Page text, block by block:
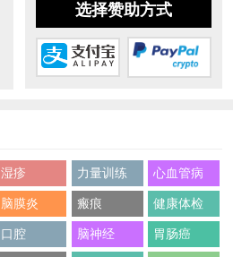
选择赞助方式
湿疹 力量训练 心血管病
脑膜炎 瘢痕 健康体检
口腔 脑神经 胃肠癌